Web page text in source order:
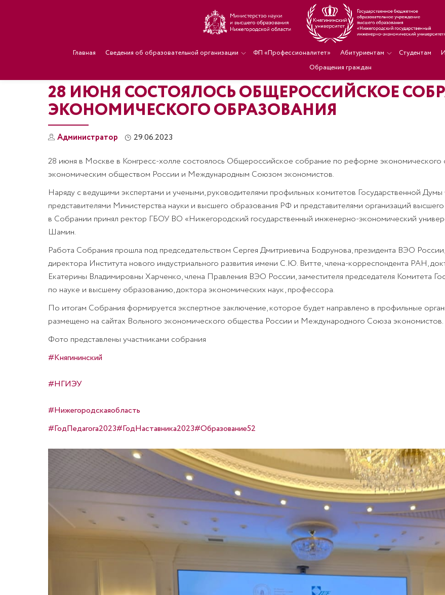
Главная Сведения об образовательной организации ФП «Профессионалитет» Абитуриентам Студентам
Обращения граждан
28 ИЮНЯ СОСТОЯЛОСЬ ОБЩЕРОССИЙСКОЕ
ЭКОНОМИЧЕСКОГО ОБРАЗОВАНИЯ
Администратор 29.06.2023
28 июня в Москве в Конгресс-холле состоялось Общероссийское собрание по реформе экономического
экономическим обществом России и Международным Союзом экономистов.
Наряду с ведущими экспертами и учеными, руководителями профильных комитетов Государственной
представителями Министерства науки и высшего образования РФ и представителями организаций
в Собрании принял ректор ГБОУ ВО «Нижегородский государственный инженерно-экономический
Шамин.
Работа Собрания прошла под председательством Сергея Дмитриевича Бодрунова, президента ВЭО
директора Института нового индустриального развития имени С.Ю. Витте, члена-корреспондента РАН,
Екатерины Владимировны Харченко, члена Правления ВЭО России, заместителя председателя Комитета
по науке и высшему образованию, доктора экономических наук, профессора.
По итогам Собрания формируется экспертное заключение, которое будет направлено в профильные
размещено на сайтах Вольного экономического общества России и Международного Союза экономистов.
Фото представлены участниками собрания
#Княгининский
#НГИЭУ
#Нижегородскаяобласть
#ГодПедагога2023#ГодНаставника2023#Образование52